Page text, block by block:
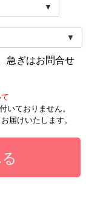
急ぎはお問合せ
いておりません。
届けいたします。